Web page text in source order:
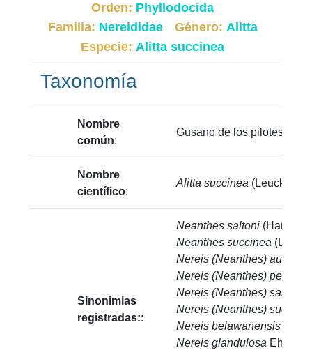
Orden: Phyllodocida
Familia: Nereididae Género: Alitta
Especie: Alitta succinea
Taxonomía
Nombre
común:
Gusano de los pilotes, Pile
Nombre
científico:
Alitta succinea (Leuckart,
Sinonimias
registradas::
Neanthes saltoni
Neanthes succinea
Nereis (Neanthes) australis
Nereis (Neanthes) perrieri
Nereis (Neanthes) saltoni
Nereis (Neanthes)
Nereis belawanensis
Nereis glandulosa Ehlers,